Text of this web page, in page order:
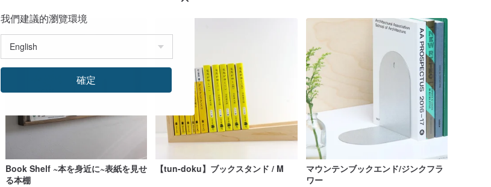
Book Shelf ~本を身近に~表紙を見せ
る本棚
【tun-doku】ブックスタンド / M
マウンテンブックエンド/ジンクフラ
ワー
我們建議的瀏覽環境
確定